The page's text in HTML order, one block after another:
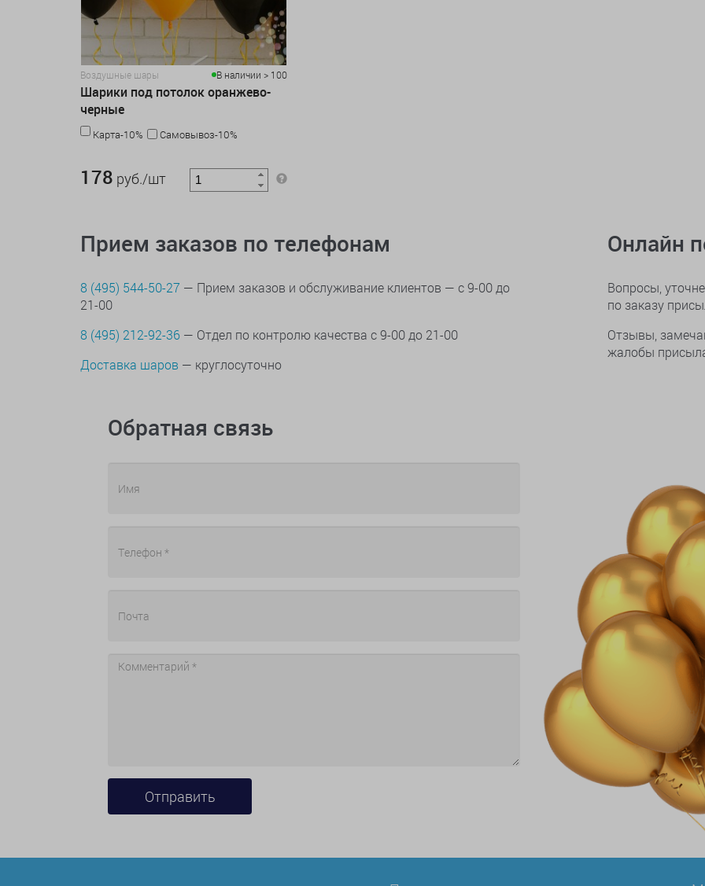
Воздушные шары В наличии > 100
Шарики под потолок оранжево-
черные
Карта-10%
Самовывоз-10%
178 руб./шт
Прием заказов по телефонам
8 (495) 544-50-27 — Прием заказов и обслуживание клиентов — с 9-00 до
21-00
8 (495) 212-92-36 — Отдел по контролю качества с 9-00 до 21-00
Доставка шаров — круглосуточно
Онлайн
Вопросы,
по заказу
Отзывы,
жалобы
Обратная связь